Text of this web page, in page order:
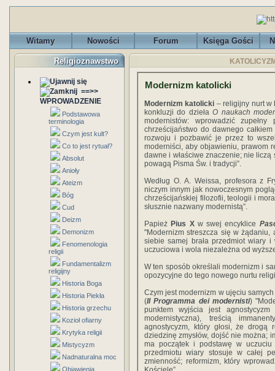
Witamy Nowości Forum Księga Gości
Religioznawstwo
==>>
WPROWADZENIE
Podstawowa
terminologia
Czym jest kult?
Co to jest rytuał?
Absolut
Anioły
Ateizm
Bóg
Cud
Deizm
Demonizm
Fenomenologia
religii
Fundamentalizm
religijny
Historia Boga
Historia Piekła
Historia grzechu
Kozioł ofiarny
Krytyka religii
Mistycyzm
Nadnaturalna moc
Objawienia
Modernizm katolicki
Modernizm katolicki – religijny nurt w
konkluzji do dziełaO naukach
modernistów: wprowadzić
chrześcijaństwo do dawnego
rozwoju i pozbawić je przez to
moderniści, aby objawieniu, prawom
dawne i właściwe znaczenie; nie
powagą Pisma Św. i tradycji”.
Według O. A. Weissa, profesora z
niczym innym jak nowoczesnym
chrześcijańskiej filozofii, teologii i
słusznie nazwany modernistą”.
Papież Pius Xw swej encyklice
"Modernizm streszcza się w
siebie samej brała przedmiot wiary i
uczuciowa i wola niezależna od
W ten sposób określali modernizm i
opozycyjne do tego nowego nurtu
Czym jest modernizm w ujęciu
(Il Programma dei modernisti)
punktem wyjścia jest
modernistyczna), treścią
agnostycyzm, który głosi, że
dziedzinę zmysłów, dojść nie można;
ma początek i podstawę w
przedmiotu wiary stosuje w całej
zmienność; reformizm, który